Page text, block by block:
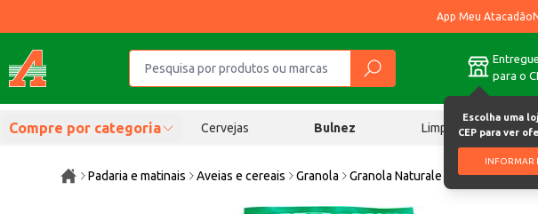
App Meu Atacadão
para o
Escolha uma
CEP para ver
INFORMAR
Compre por categoria Cervejas Bulnez Limpeza
Padaria e matinais Aveias e cereais Granola Granola Naturale Cereais e Frutas